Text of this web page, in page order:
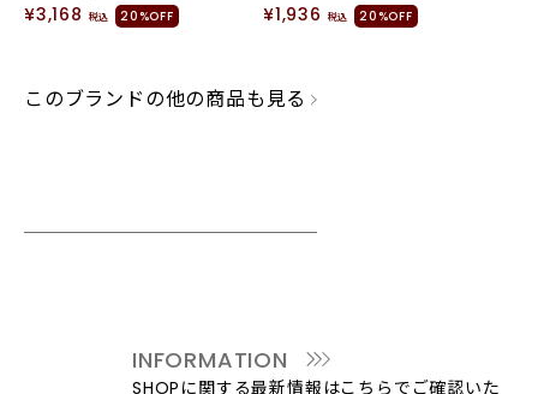
¥3,168
税込 20%OFF
¥1,936
税込 20%OFF
このブランドの他の商品も見る
INFORMATION
SHOPに関する最新情報はこちらでご確認いた